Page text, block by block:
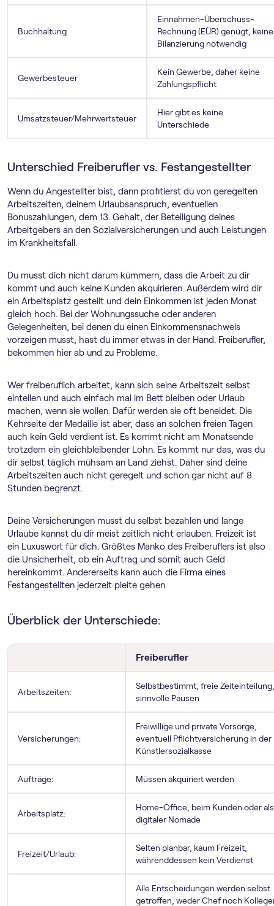
Buchhaltung
Einnahmen-Überschuss-
Rechnung (EÜR) genügt, keine
Bilanzierung notwendig
Gewerbesteuer
Kein Gewerbe, daher keine
Zahlungspflicht
Umsatzsteuer/Mehrwertsteuer
Hier gibt es keine
Unterschiede
Unterschied Freiberufler vs. Festangestellter
Wenn du Angestellter bist, dann profitierst du von geregelten
Arbeitszeiten, deinem Urlaubsanspruch, eventuellen
Bonuszahlungen, dem 13. Gehalt, der Beteiligung deines
Arbeitgebers an den Sozialversicherungen und auch Leistungen
im Krankheitsfall.
Du musst dich nicht darum kümmern, dass die Arbeit zu dir
kommt und auch keine Kunden akquirieren. Außerdem wird dir
ein Arbeitsplatz gestellt und dein Einkommen ist jeden Monat
gleich hoch. Bei der Wohnungssuche oder anderen
Gelegenheiten, bei denen du einen Einkommensnachweis
vorzeigen musst, hast du immer etwas in der Hand. Freiberufler,
bekommen hier ab und zu Probleme.
Wer freiberuflich arbeitet, kann sich seine Arbeitszeit selbst
einteilen und auch einfach mal im Bett bleiben oder Urlaub
machen, wenn sie wollen. Dafür werden sie oft beneidet. Die
Kehrseite der Medaille ist aber, dass an solchen freien Tagen
auch kein Geld verdient ist. Es kommt nicht am Monatsende
trotzdem ein gleichbleibender Lohn. Es kommt nur das, was du
dir selbst täglich mühsam an Land ziehst. Daher sind deine
Arbeitszeiten auch nicht geregelt und schon gar nicht auf 8
Stunden begrenzt.
Deine Versicherungen musst du selbst bezahlen und lange
Urlaube kannst du dir meist zeitlich nicht erlauben. Freizeit ist
ein Luxuswort für dich. Größtes Manko des Freiberuflers ist also
die Unsicherheit, ob ein Auftrag und somit auch Geld
hereinkommt. Andererseits kann auch die Firma eines
Festangestellten jederzeit pleite gehen.
Überblick der Unterschiede:
Freiberufler
Arbeitszeiten:
Selbstbestimmt, freie Zeiteinteilung,
sinnvolle Pausen
Versicherungen:
Freiwillige und private Vorsorge,
eventuell Pflichtversicherung in der
Künstlersozialkasse
Aufträge: Müssen akquiriert werden
Arbeitsplatz:
Home-Office, beim Kunden oder als
digitaler Nomade
Freizeit/Urlaub:
Selten planbar, kaum Freizeit,
währenddessen kein Verdienst
Alle Entscheidungen werden selbst
getroffen, weder Chef noch